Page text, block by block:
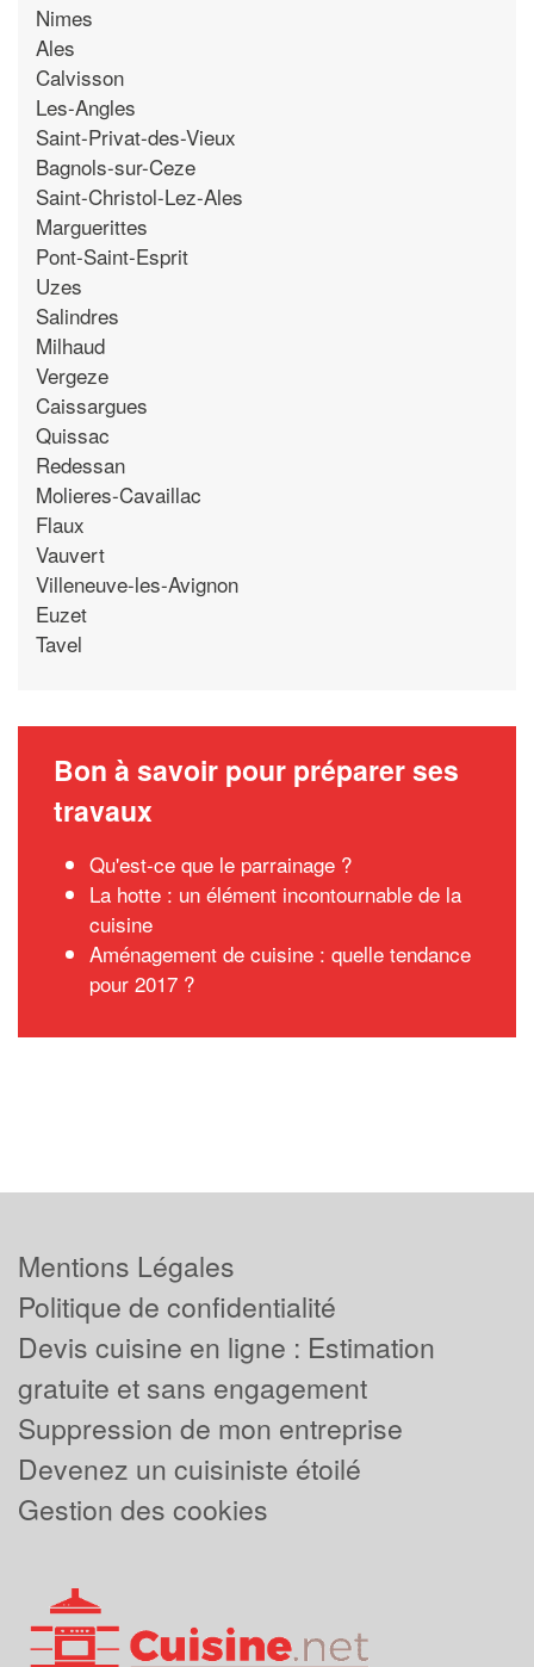
Nimes
Ales
Calvisson
Les-Angles
Saint-Privat-des-Vieux
Bagnols-sur-Ceze
Saint-Christol-Lez-Ales
Marguerittes
Pont-Saint-Esprit
Uzes
Salindres
Milhaud
Vergeze
Caissargues
Quissac
Redessan
Molieres-Cavaillac
Flaux
Vauvert
Villeneuve-les-Avignon
Euzet
Tavel
Bon à savoir pour préparer ses
travaux
Qu'est-ce que le parrainage ?
La hotte : un élément incontournable de la
cuisine
Aménagement de cuisine : quelle tendance
pour 2017 ?
Mentions Légales
Politique de confidentialité
Devis cuisine en ligne : Estimation
gratuite et sans engagement
Suppression de mon entreprise
Devenez un cuisiniste étoilé
Gestion des cookies